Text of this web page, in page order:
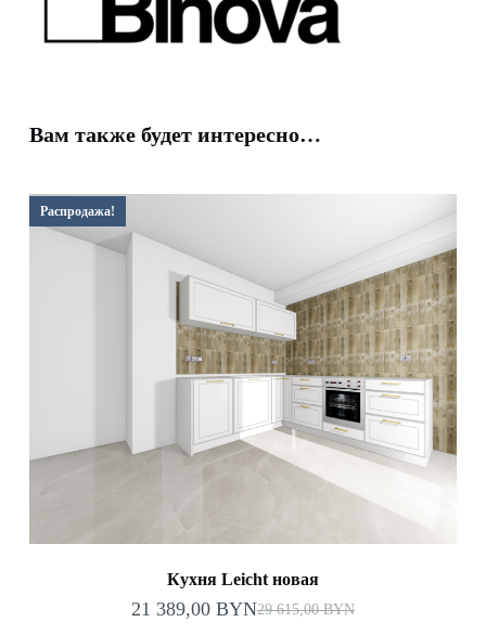
Вам также будет интересно…
Распродажа!
Кухня Leicht новая
29 615,00BYN
Первоначальная
21 389,00 BYNТекущая